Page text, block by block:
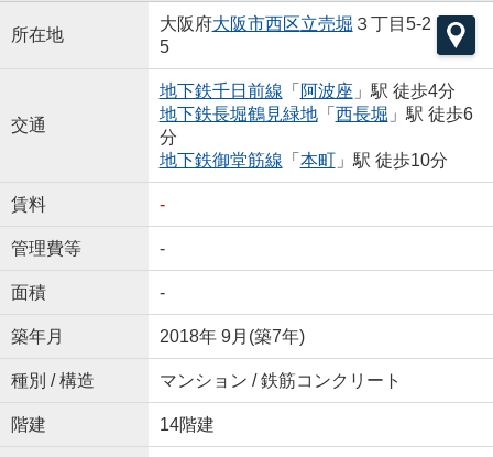
所在地
大阪府大阪市西区立売堀 ３丁目5-2
5
交通
地下鉄千日前線 「 阿波座 」駅 徒歩4分
地下鉄長堀鶴見緑地「 西長堀 」駅 徒歩6
分
地下鉄御堂筋線 「 本町」駅 徒歩10分
賃料 -
管理費等 -
面積 -
築年月 2018年 9月(築7年)
種別 / 構造 マンション / 鉄筋コンクリート
階建 14階建